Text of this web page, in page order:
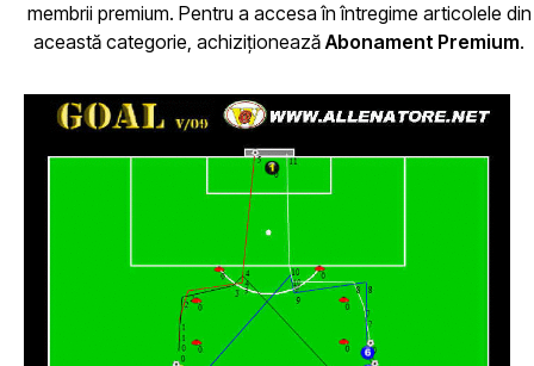
membrii premium. Pentru a accesa în întregime articolele din
această categorie, achiziționeazăAbonament Premium.